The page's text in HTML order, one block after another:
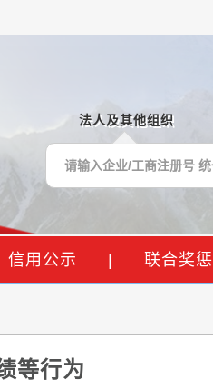
法人及其他组织
信用公示 联合奖惩
等行为